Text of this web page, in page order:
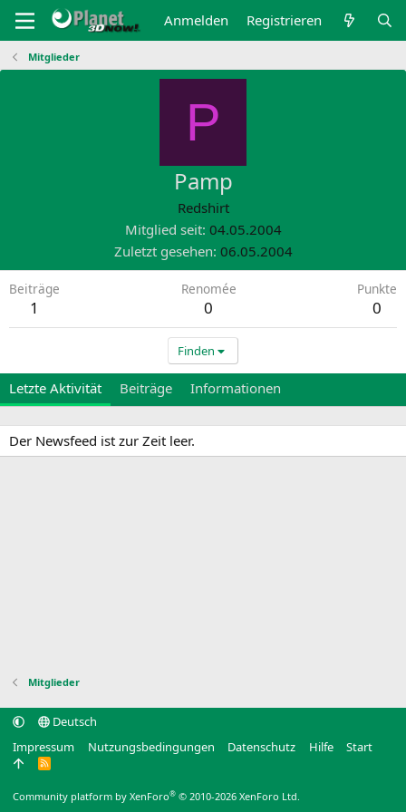
Anmelden Registrieren
Mitglieder
P
Pamp
Redshirt
Mitglied seit 04.05.2004
Zuletzt gesehen 06.05.2004
Beiträge
1
Renomée
0
Punkte
0
Finden
Letzte Aktivität Beiträge Informationen
Der Newsfeed ist zur Zeit leer.
Mitglieder
Deutsch
Impressum
Nutzungsbedingungen Datenschutz Hilfe Start
R
Community platform by XenForo® © 2010-2026 XenForo Ltd.